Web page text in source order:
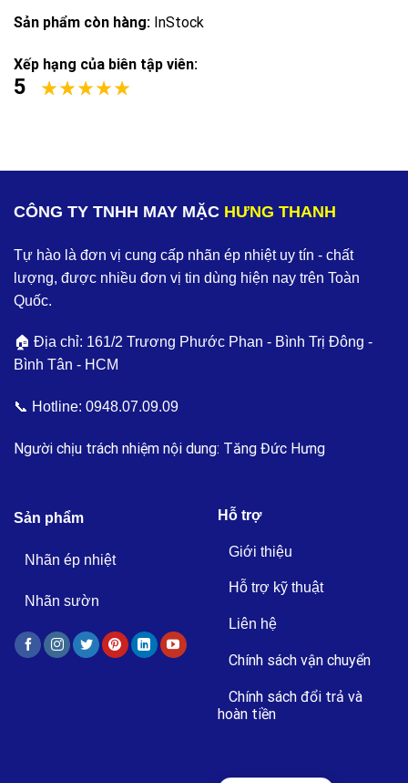
Sản phẩm còn hàng: InStock
Xếp hạng của biên tập viên:
5
CÔNG TY TNHH MAY MẶC HƯNG THANH
Tự hào là đơn vị cung cấp nhãn ép nhiệt uy tín - chất
lượng, được nhiều đơn vị tin dùng hiện nay trên Toàn
Quốc.
🏠 Địa chỉ: 161/2 Trương Phước Phan - Bình Trị Đông -
Bình Tân - HCM
📞 Hotline: 0948.07.09.09
Người chịu trách nhiệm nội dung: Tăng Đức Hưng
Sản phẩm
Nhãn ép nhiệt
Nhãn sườn
Hỗ trợ
Giới thiệu
Hỗ trợ kỹ thuật
Liên hệ
Chính sách vận chuyển
Chính sách đổi trả và
hoàn tiền